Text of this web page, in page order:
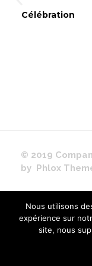
Célébration
© 2019
by Phlox
Nous utilisons
expérience sur
site, nous